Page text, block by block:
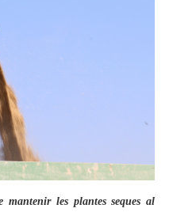
mantenir les plantes seques al